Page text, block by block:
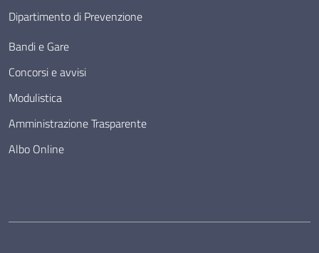
Dipartimento di Prevenzione
Bandi e Gare
Concorsi e avvisi
Modulistica
Amministrazione Trasparente
Albo Online